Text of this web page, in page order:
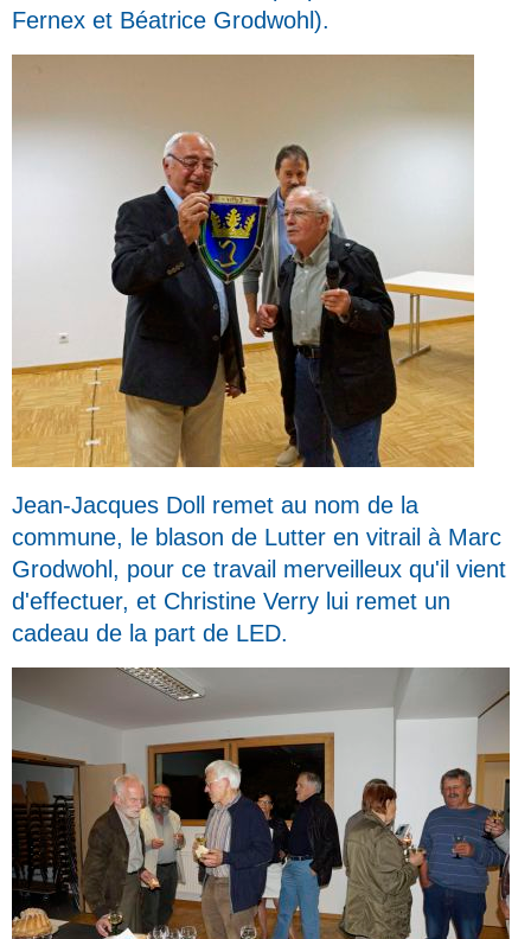
Fernex et Béatrice Grodwohl).
Jean-Jacques Doll remet au nom de la
commune, le blason de Lutter en vitrail à Marc
Grodwohl, pour ce travail merveilleux qu'il vient
d'effectuer, et Christine Verry lui remet un
cadeau de la part de LED.